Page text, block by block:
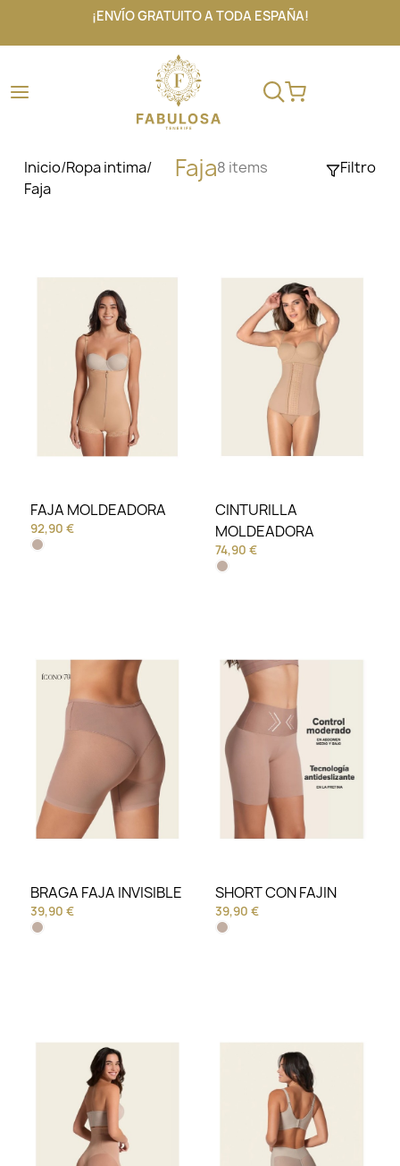
¡ENVÍO GRATUITO A TODA ESPAÑA!
Inicio/Ropa intima/
Faja
Faja8 items Filtro
FAJA MOLDEADORA
92,90 €
CINTURILLA
MOLDEADORA
74,90 €
BRAGA FAJA INVISIBLE
39,90 €
SHORT CON FAJIN
39,90 €